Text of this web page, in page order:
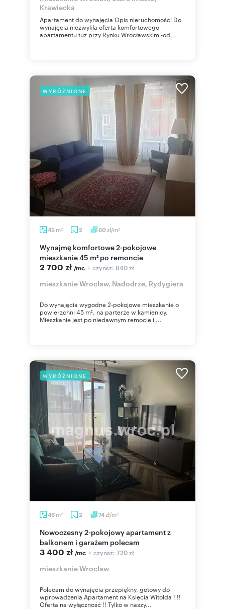
Krawiecka
Apartament do wynajęcia Opis nieruchomości Do
wynajęcia niezwykła oferta komfortowego
apartamentu tuz przy Rynku Wrocławskim -od...
WYRÓŻNIONE
45 m2 2 60zł/m2
Wynajmę komfortowe 2-pokojowe
mieszkanie 45 m² po remoncie
2 700 zł /mc + czynsz: 840 zł
mieszkanie Wrocław, Nadodrze, Rydygiera
Do wynajęcia wygodne 2-pokojowe mieszkanie o
powierzchni 45 m², na parterze w kamienicy.
Mieszkanie jest po niedawnym remocie i ...
WYRÓŻNIONE
46 m2 2 74zł/m2
Nowoczesny 2-pokojowy apartament z
balkonem i garażem polecam
3 400 zł /mc + czynsz: 720 zł
mieszkanie Wrocław
Polecam do wynajęcia przepiękny, gotowy do
wprowadzenia Apartament na Księcia Witolda ! !!
Oferta na wyłączność !! Tylko w naszy...